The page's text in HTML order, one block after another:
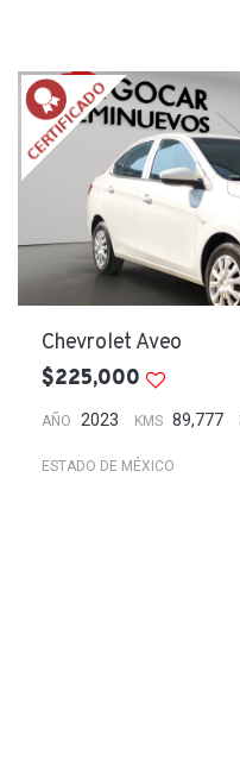
Chevrolet Aveo
$225,000
AÑO 2023 KMS 89,777
ESTADO DE MÉXICO